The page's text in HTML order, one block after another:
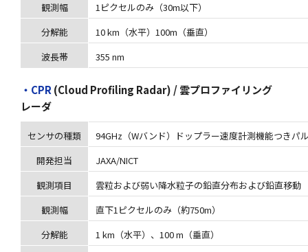
観測幅
1ピクセルのみ（30m以下）
分解能
10 km（水平）100m（垂直）
波長帯
355 nm
・CPR (Cloud Profiling Radar) / 雲プロファイリング
レーダ
センサの種類
94GHz（Wバンド）ドップラー速度計測機能つきパ
開発担当
JAXA/NICT
観測項目
雲粒および弱い降水粒子の鉛直分布および鉛直移動
観測幅
直下1ピクセルのみ（約750m）
分解能
1 km（水平）、100 m（垂直）